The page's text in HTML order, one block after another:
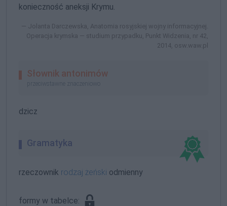
konieczność aneksji Krymu.
Jolanta Darczewska, Anatomia rosyjskiej wojny informacyjnej.
Operacja krymska — studium przypadku, Punkt Widzenia, nr 42,
2014, osw.waw.pl
Słownik antonimów
przeciwstawne znaczeniowo
dzicz
Gramatyka
rzeczownik rodzaj żeński odmienny
formy w tabelce: